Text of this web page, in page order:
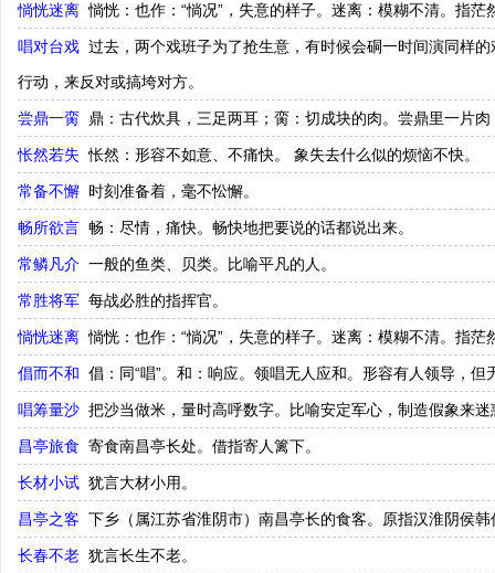
惝恍迷离 惝恍：也作：“惝况”，失意的样子。迷离：模糊不清。指
唱对台戏 过去，两个戏班子为了抢生意，有时候会硐一时间演同样
行动，来反对或搞垮对方。
尝鼎一脔 鼎：古代炊具，三足两耳；脔：切成块的肉。尝鼎里一片
怅然若失 怅然：形容不如意、不痛快。 象失去什么似的烦恼不快。
常备不懈 时刻准备着，毫不忪懈。
畅所欲言 畅：尽情，痛快。畅快地把要说的话都说出来。
常鳞凡介 一般的鱼类、贝类。比喻平凡的人。
常胜将军 每战必胜的指挥官。
惝恍迷离 惝恍：也作：“惝况”，失意的样子。迷离：模糊不清。指
倡而不和 倡：同“唱”。和：响应。领唱无人应和。形容有人领导，但
唱筹量沙 把沙当做米，量时高呼数字。比喻安定军心，制造假象来迷
昌亭旅食 寄食南昌亭长处。借指寄人篱下。
长材小试 犹言大材小用。
昌亭之客 下乡（属江苏省淮阴市）南昌亭长的食客。原指汉淮阴侯
长春不老 犹言长生不老。